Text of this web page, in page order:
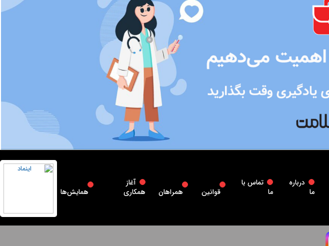
درباره
ما
تماس با
ما
قوانین همراهان
آغاز
همکاری
همایش‌ها